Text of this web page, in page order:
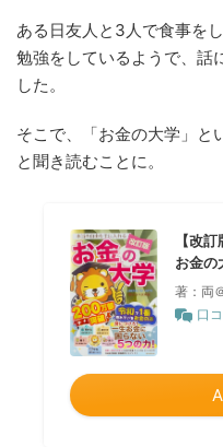
ある日友人と3人で食事を
勉強をしているようで、話
した。
そこで、「お金の大学」と
と聞き読むことに。
【改
お金の
著：両
口